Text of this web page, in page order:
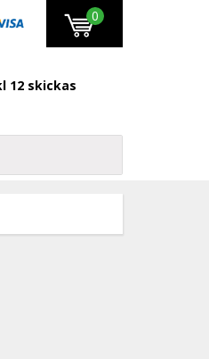
0
12 skickas